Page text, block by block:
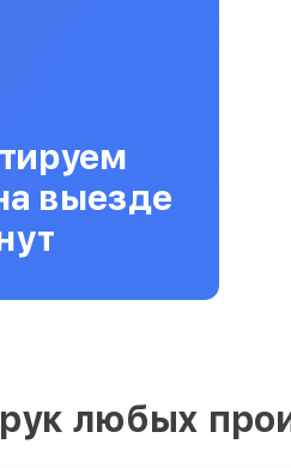
выезде
любых